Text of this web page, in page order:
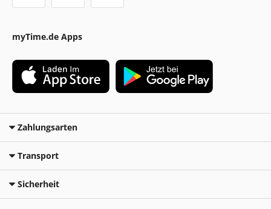
myTime.de Apps
Zahlungsarten
Transport
Sicherheit